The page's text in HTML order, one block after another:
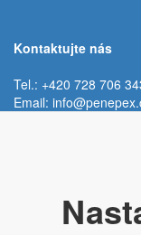
Kontaktujte nás
Tel.: +420 728 706
Email:
Trávník 2076, 686